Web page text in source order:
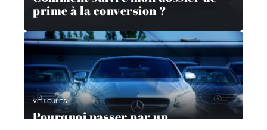
prime à la conversion ?
VÉHICULES
Pourquoi passer par un